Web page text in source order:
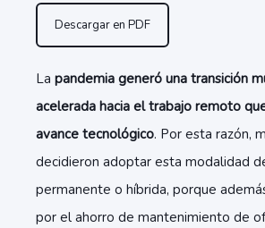
Descargar en PDF
La pandemia generó una transición
acelerada hacia el trabajo remoto
avance tecnológico. Por esta razón,
decidieron adoptar esta modalidad
permanente o híbrida, porque
por el ahorro de mantenimiento de